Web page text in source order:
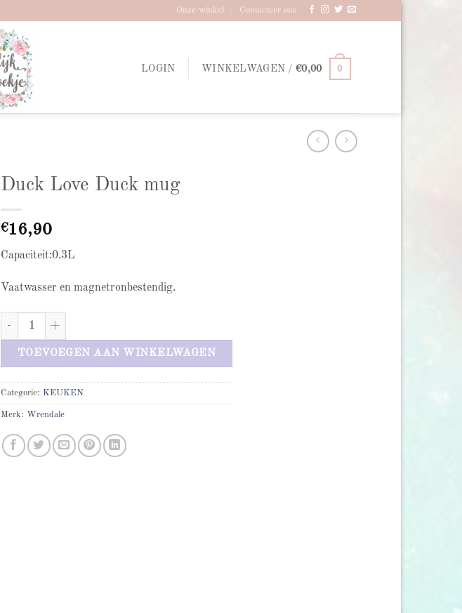
Onze winkel Contacteer ons
LOGIN WINKELWAGEN /€0,00 0
Duck Love Duck mug
€16,90
Capaciteit:0.3L
Vaatwasser en magnetronbestendig.
Duck Love Duck mug aantal
TOEVOEGEN AAN WINKELWAGEN
Categorie: KEUKEN
Merk: Wrendale